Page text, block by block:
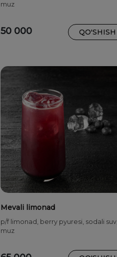
muz
50 000 QO'SHISH
Mevali limonad
p/f limonad, berry pyuresi, sodali suv,
muz